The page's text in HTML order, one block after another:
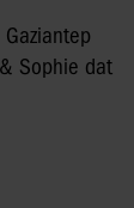
Sophie dat